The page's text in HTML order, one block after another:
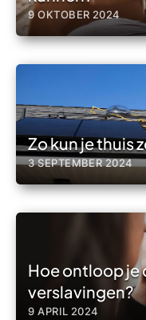
9 OKTOBER 2024
Zo kun je thuis
3 SEPTEMBER 2024
Hoe ontloop je
verslavingen?
9 APRIL 2024